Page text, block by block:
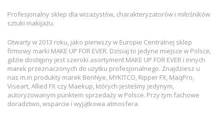
Profesjonalny sklep dla wizażystów, charakteryzatorów i miłośników
sztuki makijażu.
Otwarty w 2013 roku, jako pierwszy w Europie Centralnej sklep
firmowy marki MAKE UP FOR EVER. Dzisiaj to jedyne miejsce w Polsce,
gdzie dostępny jest szeroki asortyment MAKE UP FOR EVER i innych
marek przeznaczonych do użytku profesjonalnego. Znajdziesz u
nas m.in produkty marek BenNye, MYKITCO, Ripper FX, MaqPro,
Viseart, Allied FX czy Maekup, których jesteśmy jedynym,
autoryzowanym punktem sprzedaży w Polsce. Przy tym fachowe
doradztwo, wsparcie i wyjątkowa atmosfera.